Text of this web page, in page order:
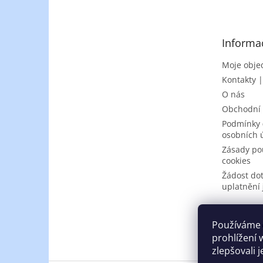
prohlížení
zlepšovali
Moje
Kontakty |
O nás
osobních
Zásady
cookies
Žádost
uplatnění